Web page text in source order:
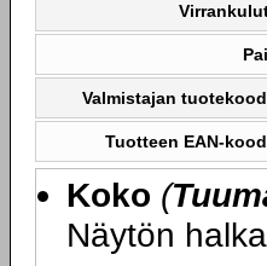
Valmistajan
Tuotteen EAN-
Koko (
Näytön